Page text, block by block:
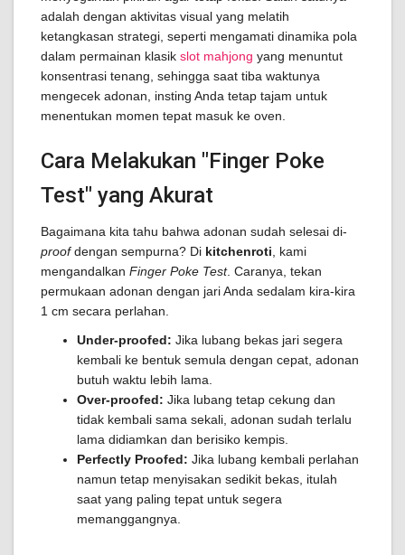
adalah dengan aktivitas visual yang melatih
ketangkasan strategi, seperti mengamati dinamika pola
dalam permainan klasik slot mahjong yang menuntut
konsentrasi tenang, sehingga saat tiba waktunya
mengecek adonan, insting Anda tetap tajam untuk
menentukan momen tepat masuk ke oven.
Cara Melakukan "Finger Poke
Test" yang Akurat
Bagaimana kita tahu bahwa adonan sudah selesai di-
proofdengan sempurna? Di kitchenroti , kami
mengandalkan Finger Poke Test. Caranya, tekan
permukaan adonan dengan jari Anda sedalam kira-kira
1 cm secara perlahan.
Under-proofed: Jika lubang bekas jari segera
kembali ke bentuk semula dengan cepat, adonan
butuh waktu lebih lama.
Over-proofed: Jika lubang tetap cekung dan
tidak kembali sama sekali, adonan sudah terlalu
lama didiamkan dan berisiko kempis.
Perfectly Proofed: Jika lubang kembali perlahan
namun tetap menyisakan sedikit bekas, itulah
saat yang paling tepat untuk segera
memanggangnya.